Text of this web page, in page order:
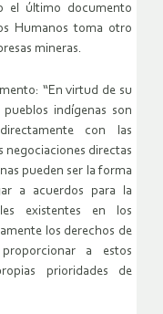
el último documento
Humanos toma otro
mineras.
“En virtud de su
indígenas son
con las
negociaciones directas
pueden ser la forma
a acuerdos para la
existentes en los
los derechos de
a estos
prioridades de